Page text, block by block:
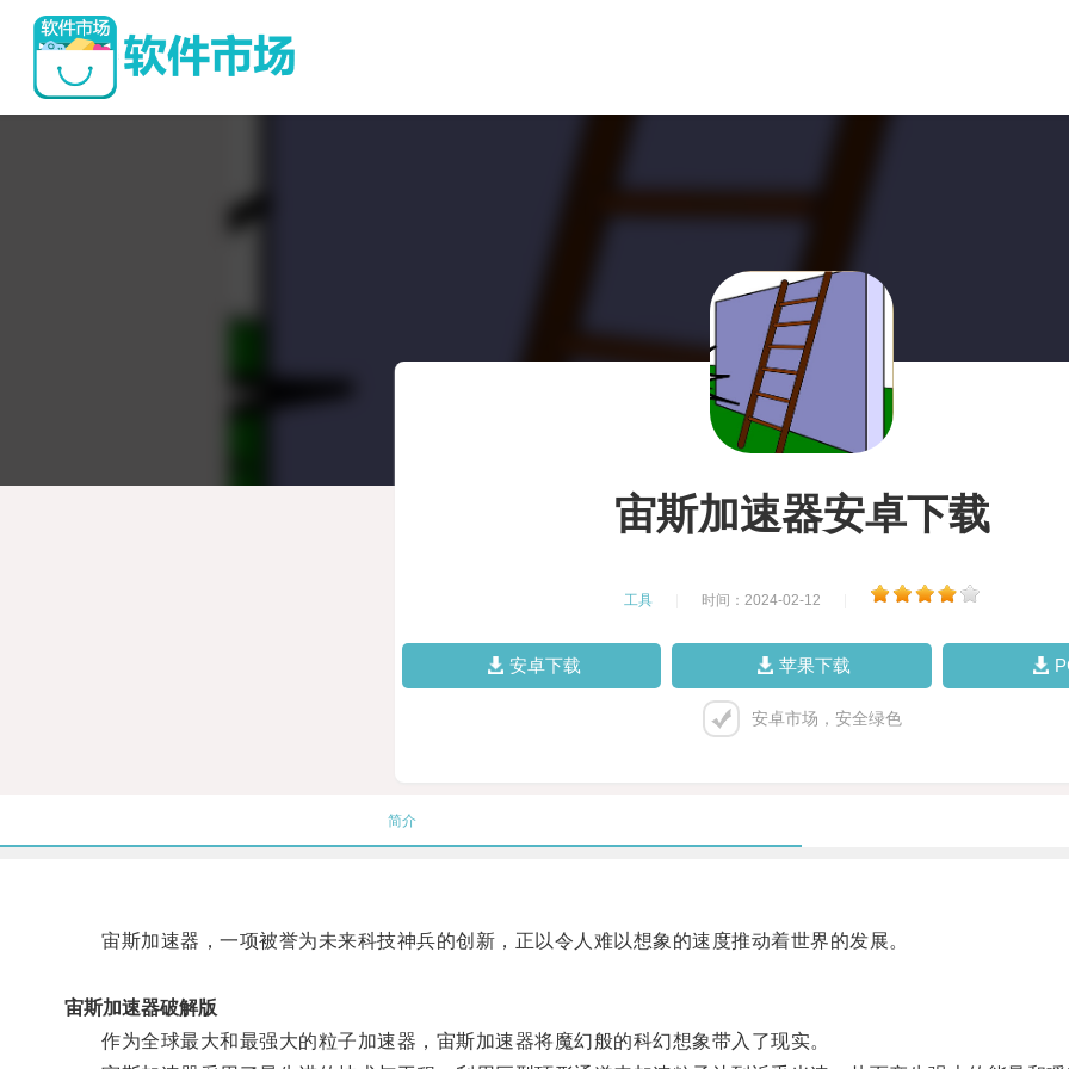
宙斯加速器安卓下载
工具 时间：2024-02-12
安卓下载 苹果下载
安卓市场，安全绿色
简介
宙斯加速器，一项被誉为未来科技神兵的创新，正以令人难以想象的速度推动着世界的发展。
宙斯加速器破解版
作为全球最大和最强大的粒子加速器，宙斯加速器将魔幻般的科幻想象带入了现实。